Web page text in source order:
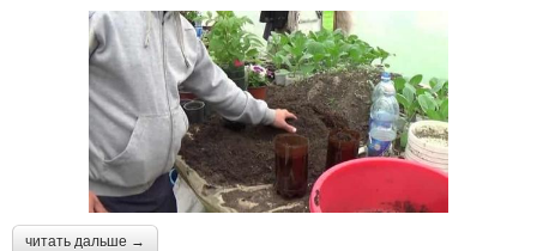
читать дальше →